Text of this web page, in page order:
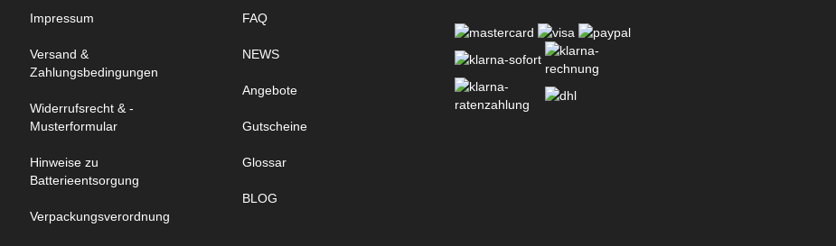
Impressum
Versand &
Zahlungsbedingungen
Widerrufsrecht & -
Musterformular
Hinweise zu
Batterieentsorgung
Verpackungsverordnung
FAQ
NEWS
Angebote
Gutscheine
Glossar
BLOG